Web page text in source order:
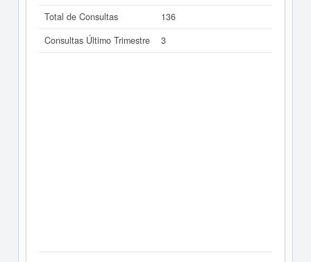
Total de Consultas
136
Consultas Último Trimestre
3